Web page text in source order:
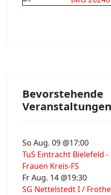
Bevorstehende
Veranstaltungen
So Aug. 09 @17:00
TuS Eintracht Bielefeld
Frauen Kreis-FS
Fr Aug. 14 @19:30
SG Nettelstedt I /